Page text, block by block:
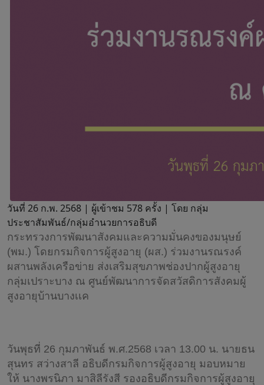
วันที่ 26 ก.พ. 2568 | ผู้เข้าชม 578 ครั้ง | โดย กลุ่ม
ประชาสัมพันธ์/กลุ่มอำนวยการอธิบดี
กระทรวงการพัฒนาสังคมและความมั่นคงของมนุษย์
(พม.) โดยกรมกิจการผู้สูงอายุ (ผส.) ร่วมงานรณรงค์
ผสานพลังเครือข่าย ส่งเสริมสุขภาพช่องปากผู้สูงอายุ
กลุ่มเปราะบาง ณ ศูนย์พัฒนาการจัดสวัสดิการสังคมผู้
สูงอายุบ้านบางเเค
วันพุธที่ 26 กุมภาพันธ์ พ.ศ.2568 เวลา 13.00 น. นายธน
สุนทร สว่างสาลี อธิบดีกรมกิจการผู้สูงอายุ มอบหมาย
ให้ นางพรนิภา มาสิลีรังสี รองอธิบดีกรมกิจการผู้สูงอายุ